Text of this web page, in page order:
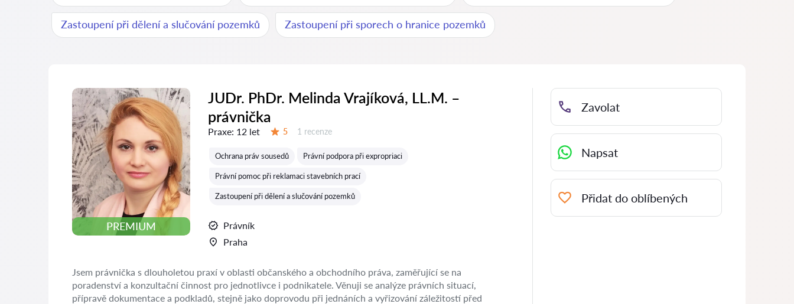
Zastoupení při dělení a slučování pozemků Zastoupení při sporech o hranice pozemků
PREMIUM
JUDr. PhDr. Melinda Vrajíková, LL.M. –
právnička
Praxe: 12 let 5 Recenzí:
1 recenze
Ochrana práv sousedů Právní podpora při expropriaci
Právní pomoc při reklamaci stavebních prací
Zastoupení při dělení a slučování pozemků
Právník
Praha
Jsem právnička s dlouholetou praxí v oblasti občanského a obchodního práva, zaměřující se na
poradenství a konzultační činnost pro jednotlivce i podnikatele. Věnuji se analýze právních situací,
přípravě dokumentace a podkladů, stejně jako doprovodu při jednáních a vyřizování záležitostí před
Zavolat
Napsat
Přidat do oblíbených